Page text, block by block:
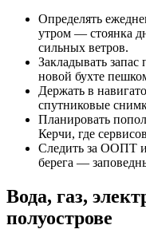
Определять
утром — стоянка
сильных ветров.
Закладывать запас
новой бухте
Держать в
спутниковые
Планировать
Керчи, где
Следить за ООПТ
берега —
Вода, газ,
полуострове